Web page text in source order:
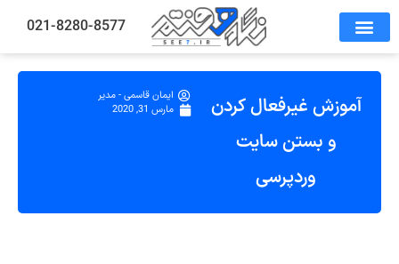
021-8280-8577
آموزش غیرفعال کردن
و بستن سایت
وردپرسی
ایمان قاسمی - مدیر
مارس 31, 2020